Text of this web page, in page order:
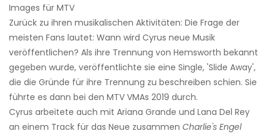
Images für MTV
Zurück zu ihren musikalischen Aktivitäten: Die Frage der
meisten Fans lautet: Wann wird Cyrus neue Musik
veröffentlichen? Als ihre Trennung von Hemsworth bekannt
gegeben wurde, veröffentlichte sie eine Single, 'Slide Away',
die die Gründe für ihre Trennung zu beschreiben schien. Sie
führte es dann bei den MTV VMAs 2019 durch.
Cyrus arbeitete auch mit Ariana Grande und Lana Del Rey
an einem Track für das Neue zusammen Charlie's Engel